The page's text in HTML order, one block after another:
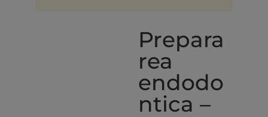
Prepara
rea
endodo
ntica –